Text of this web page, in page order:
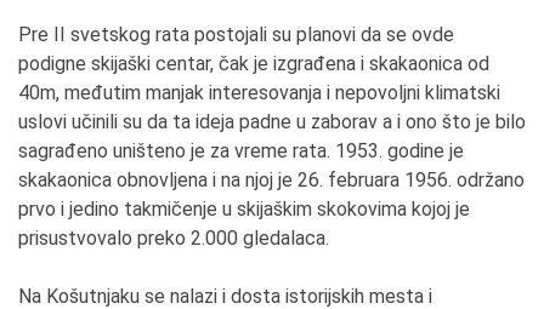
Pre II svetskog rata postojali su planovi da se ovde
podigne skijaški centar, čak je izgrađena i skakaonica od
40m, međutim manjak interesovanja i nepovoljni klimatski
uslovi učinili su da ta ideja padne u zaborav a i ono što je bilo
sagrađeno uništeno je za vreme rata. 1953. godine je
skakaonica obnovljena i na njoj je 26. februara 1956. održano
prvo i jedino takmičenje u skijaškim skokovima kojoj je
prisustvovalo preko 2.000 gledalaca.
Na Košutnjaku se nalazi i dosta istorijskih mesta i